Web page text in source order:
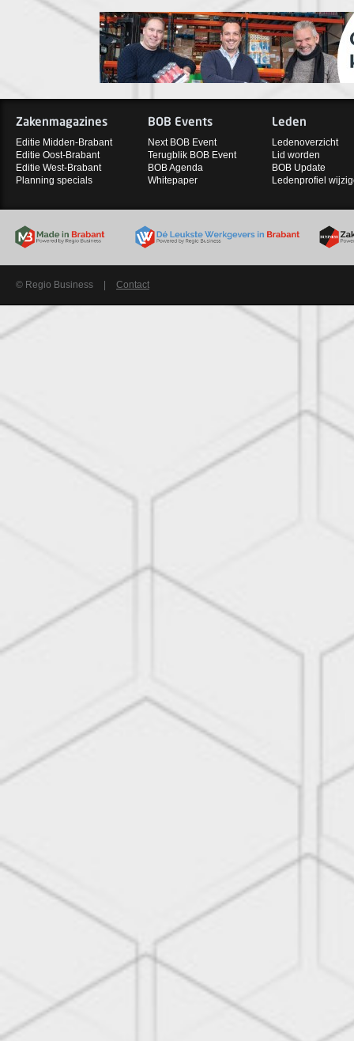
Zakenmagazines
Editie Midden-Brabant
Editie Oost-Brabant
Editie West-Brabant
Planning specials
BOB Events
Next BOB Event
Terugblik BOB Event
BOB Agenda
Whitepaper
Leden
Ledenoverzicht
Lid worden
BOB Update
Ledenprofiel
© Regio Business Contact